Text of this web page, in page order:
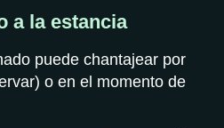
a la estancia
puede chantajear por
o en el momento de